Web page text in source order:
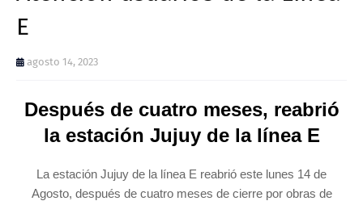
E
agosto 14, 2023
Después de cuatro meses, reabrió
la estación Jujuy de la línea E
La estación Jujuy de la línea E reabrió este lunes 14 de
Agosto, después de cuatro meses de cierre por obras de